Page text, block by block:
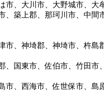
市、大川市、大野城市、
、築上郡、那珂川市、中
市、神埼郡、神埼市、杵
、国東市、佐伯市、竹田
市、西海市、佐世保市、